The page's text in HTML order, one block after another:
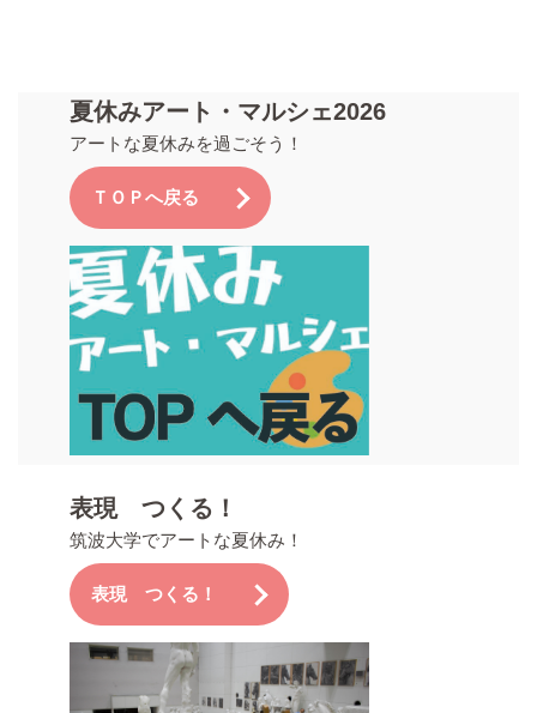
夏休みアート・マルシェ2026
アートな夏休みを過ごそう！
ＴＯＰへ戻る
表現 つくる！
筑波大学でアートな夏休み！
表現 つくる！